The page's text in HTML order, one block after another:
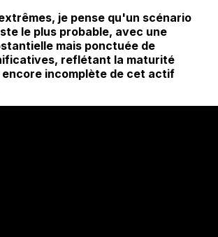
je pense qu'un scénario
le plus probable, avec une
mais ponctuée de
reflétant la maturité
incomplète de cet actif